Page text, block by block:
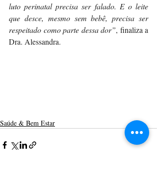
luto perinatal precisa ser falado. E o leite
que desce, mesmo sem bebê, precisa ser
respeitado como parte dessa dor”, finaliza a
Dra. Alessandra.
Saúde & Bem Estar